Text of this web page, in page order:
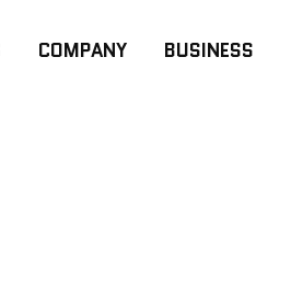
COMPANY BUSINESS